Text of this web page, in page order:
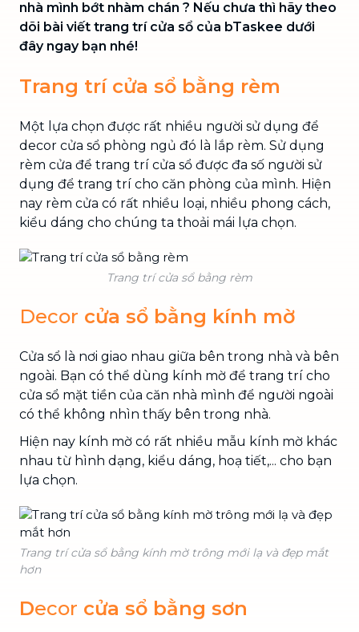
nhà mình bớt nhàm chán ? Nếu chưa thì hãy theo
dõi bài viết trang trí cửa sổ của bTaskee dưới
đây ngay bạn nhé!
Trang trí cửa sổ bằng rèm
Một lựa chọn được rất nhiều người sử dụng để
decor cửa sổ phòng ngủ đó là lắp rèm. Sử dụng
rèm cửa để trang trí cửa sổ được đa số người sử
dụng để trang trí cho căn phòng của mình. Hiện
nay rèm cửa có rất nhiều loại, nhiều phong cách,
kiểu dáng cho chúng ta thoải mái lựa chọn.
Trang trí cửa sổ bằng rèm
Decor cửa sổ bằng kính mờ
Cửa sổ là nơi giao nhau giữa bên trong nhà và bên
ngoài. Bạn có thể dùng kính mờ để trang trí cho
cửa sổ mặt tiền của căn nhà mình để người ngoài
có thể không nhìn thấy bên trong nhà.
Hiện nay kính mờ có rất nhiều mẫu kính mờ khác
nhau từ hình dạng, kiểu dáng, hoạ tiết,... cho bạn
lựa chọn.
Trang trí cửa sổ bằng kính mờ trông mới lạ và đẹp mắt
hơn
Decor cửa sổ bằng sơn